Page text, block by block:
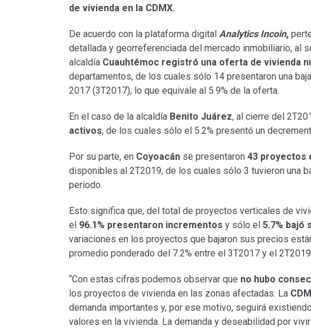
de vivienda en la CDMX.
De acuerdo con la plataforma digital Analytics Incoin,
detallada y georreferenciada del mercado inmobiliario, al
alcaldía Cuauhtémoc registró una oferta de vivienda
departamentos, de los cuales sólo 14 presentaron una
2017 (3T2017), lo que equivale al 5.9% de la oferta.
En el caso de la alcaldía Benito Juárez, al cierre del
activos, de los cuales sólo el 5.2% presentó un
Por su parte, en Coyoacán se presentaron 43 proyectos
disponibles al 2T2019, de los cuales sólo 3 tuvieron una
periodo.
Esto significa que, del total de proyectos verticales de
el 96.1% presentaron incrementos y sólo el 5.7% bajó
variaciones en los proyectos que bajaron sus precios
promedio ponderado del 7.2% entre el 3T2017 y el
“Con estas cifras podemos observar que no hubo
los proyectos de vivienda en las zonas afectadas. La
demanda importantes y, por ese motivo, seguirá
valores en la vivienda. La demanda y deseabilidad por